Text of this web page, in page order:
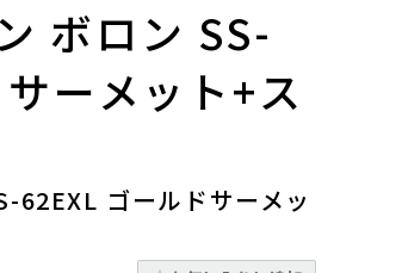
ボロン SS-
ーメット+ス
62EXL ゴールドサーメッ